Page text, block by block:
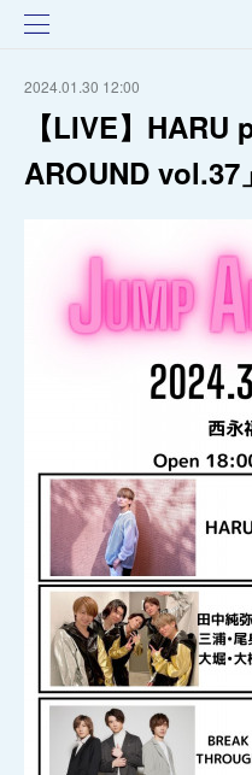
2024.01.30 12:00
【LIVE】
AROUND vol.37」